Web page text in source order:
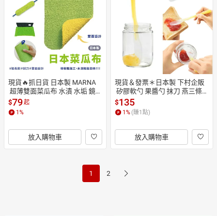
現貨🔥抓日貨 日本製 MARNA
超薄雙面菜瓜布 水漬 水垢 鏡面
輕鬆清除 雙面 菜瓜布 清潔 長型
菜瓜布 刮刀
$79起
1 %
放入購物車
現貨＆發票＊日本製 下村企販
矽膠軟勺 果醬勺 抹刀 燕三條
果醬抺刀 奶油刀 攪拌匙 果醬匙
長匙湯匙 早餐刀 果醬刀
$135
1 % (賺1 點)
放入購物車
1 2